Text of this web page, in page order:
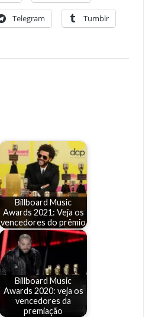
Telegram Tumblr
Billboard Music
Awards 2021: Veja os
vencedores do prêmio
Billboard Music
Awards 2020: veja os
vencedores da
premiação